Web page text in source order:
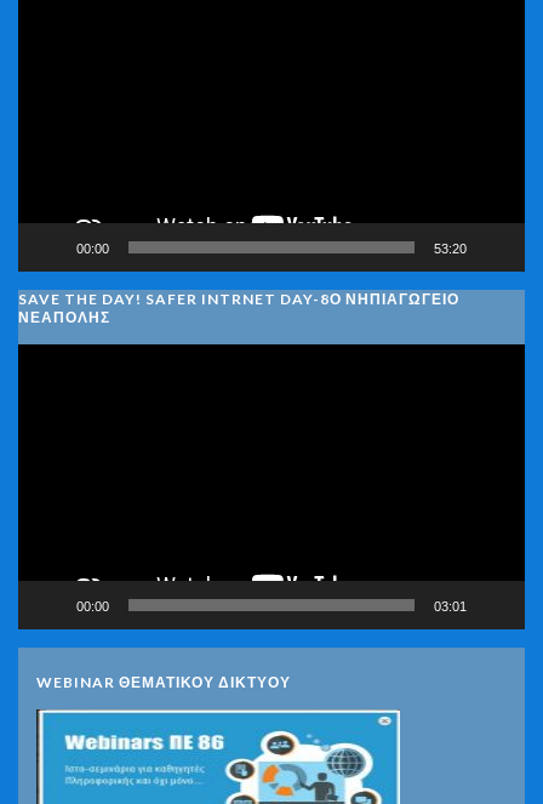
00:00 53:20
SAVE THE DAY! SAFER INTRNET DAY-8Ο ΝΗΠΙΑΓΩΓΕΙΟ
ΝΕΑΠΟΛΗΣ
00:00 03:01
WEBINAR ΘΕΜΑΤΙΚΟΥ ΔΙΚΤΥΟΥ